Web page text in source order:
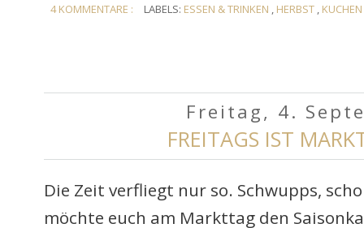
4 KOMMENTARE : LABELS: ESSEN & TRINKEN , HERBST , KUCHEN
Freitag, 4.
FREITAGS IST
Die Zeit verfliegt nur so. Schwupps,
möchte euch am Markttag den